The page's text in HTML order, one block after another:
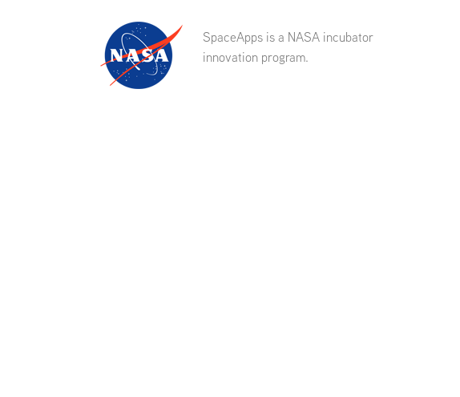
SpaceApps is a NASA incubator
innovation program.